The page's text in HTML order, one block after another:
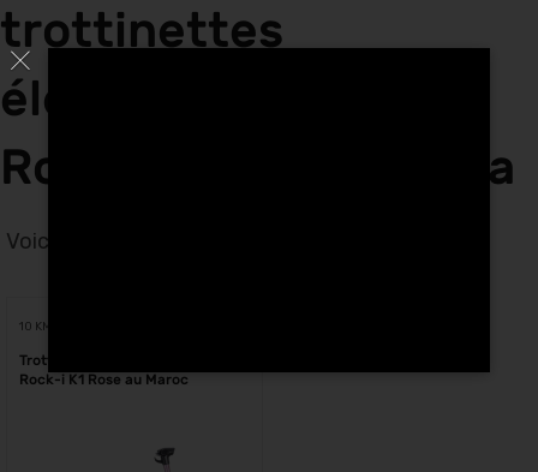
trottinettes
électriques enfants
Rock-i K1 rose a Oujda
Voici le seul résultat
10 KM
Trottinette Électrique Enfant
Rock-i K1 Rose au Maroc